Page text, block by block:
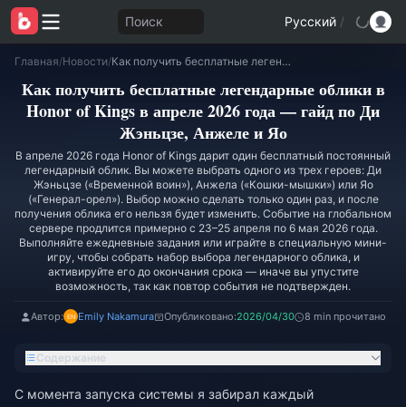
Поиск Русский /
Главная/Новости/ Как получить бесплатные легендарные облики в Honor of Kings в апреле 2026 года — гайд по Ди Жэньцзе, Анжеле и Яо
Как получить бесплатные легендарные облики в
Honor of Kings в апреле 2026 года — гайд по Ди
Жэньцзе, Анжеле и Яо
В апреле 2026 года Honor of Kings дарит один бесплатный постоянный
легендарный облик. Вы можете выбрать одного из трех героев: Ди
Жэньцзе («Временной воин»), Анжела («Кошки-мышки») или Яо
(«Генерал-орел»). Выбор можно сделать только один раз, и после
получения облика его нельзя будет изменить. Событие на глобальном
сервере продлится примерно с 23–25 апреля по 6 мая 2026 года.
Выполняйте ежедневные задания или играйте в специальную мини-
игру, чтобы собрать набор выбора легендарного облика, и
активируйте его до окончания срока — иначе вы упустите
возможность, так как повтор события не подтвержден.
Автор: Emily Nakamura Опубликовано:2026/04/30 8 min прочитано
Содержание
С момента запуска системы я забирал каждый